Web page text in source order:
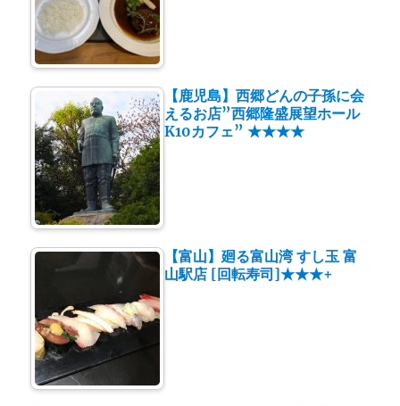
【鹿児島】西郷どんの子孫に会
えるお店”西郷隆盛展望ホール
K10カフェ” ★★★★
【富山】廻る富山湾 すし玉 富
山駅店 [回転寿司]★★★+